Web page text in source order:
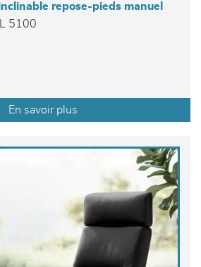
repose-pieds manuel
5100
En savoir plus